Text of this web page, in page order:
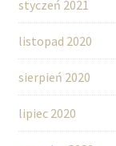
styczeń 2021
listopad 2020
sierpień 2020
lipiec 2020